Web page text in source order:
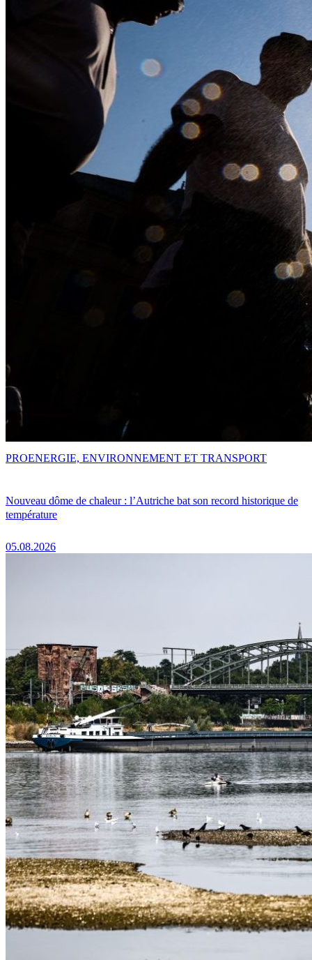
Nouveau dôme de chaleur : l’Autriche bat son record historique de
température
05.08.2026
PROENERGIE, ENVIRONNEMENT ET TRANSPORT